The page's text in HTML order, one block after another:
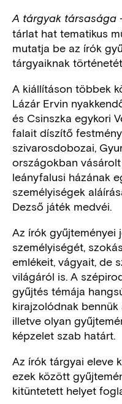
A tárgyak társasága
tárlat hat tematikus
mutatja be az írók
tárgyaiknak
A kiállításon többek
Lázár Ervin
és Csinszka egykori
falait díszítő
szivarosdobozai,
országokban
leányfalusi házának
személyiségek
Dezső játék medvéi.
Az írók gyűjteményei
személyiségét,
emlékeit, vágyait, de
világáról is. A
gyűjtés témája
kirajzolódnak
illetve olyan
képzelet szab határt.
Az írók tárgyai eleve
ezek között
kitüntetett helyet